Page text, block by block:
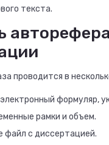
текста.
проводится в
формуляр,
рамки и объем.
файл с диссертацией.